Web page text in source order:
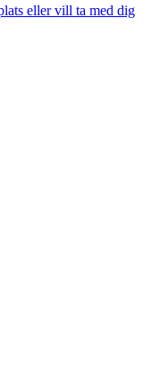
eller vill ta med dig